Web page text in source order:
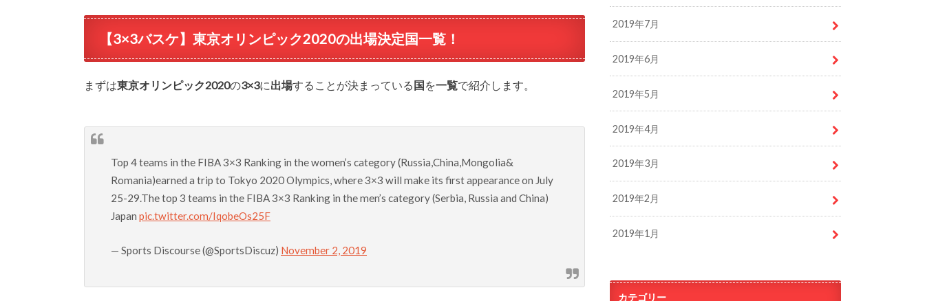
【3×3バスケ】東京オリンピック2020の出場決定国一覧！
まずは東京オリンピック2020の3×3に出場することが決まっている 国 を一覧で紹介します。
Top 4 teams in the FIBA 3×3 Ranking in the women’s category (Russia,China,Mongolia&
Romania)earned a trip to Tokyo 2020 Olympics, where 3×3 will make its first appearance on July
25-29.The top 3 teams in the FIBA 3×3 Ranking in the men’s category (Serbia, Russia and China)
Japan pic.twitter.com/IqobeOs25F
— Sports Discourse (@SportsDiscuz) November 2, 2019
2019年7月
2019年6月
2019年5月
2019年4月
2019年3月
2019年2月
2019年1月
カテゴリー